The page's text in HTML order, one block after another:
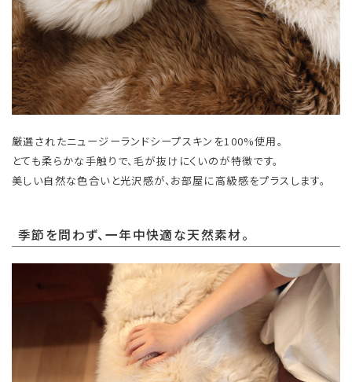
厳選されたニュージーランドシープスキンを100%使用。
とても柔らかな手触りで、毛が抜けにくいのが特徴です。
美しい自然な色合いと光沢感が、お部屋に高級感をプラスします。
季節を問わず、一年中快適な天然素材。